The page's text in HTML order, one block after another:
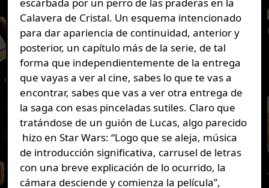
escarbada por un perro de las praderas en la
Calavera de Cristal. Un esquema intencionado
para dar apariencia de continuidad, anterior y
posterior, un capítulo más de la serie, de tal
forma que independientemente de la entrega
que vayas a ver al cine, sabes lo que te vas a
encontrar, sabes que vas a ver otra entrega de
la saga con esas pinceladas sutiles. Claro que
tratándose de un guión de Lucas, algo parecido
hizo en Star Wars: “Logo que se aleja, música
de introducción significativa, carrusel de letras
con una breve explicación de lo ocurrido, la
cámara desciende y comienza la película”,